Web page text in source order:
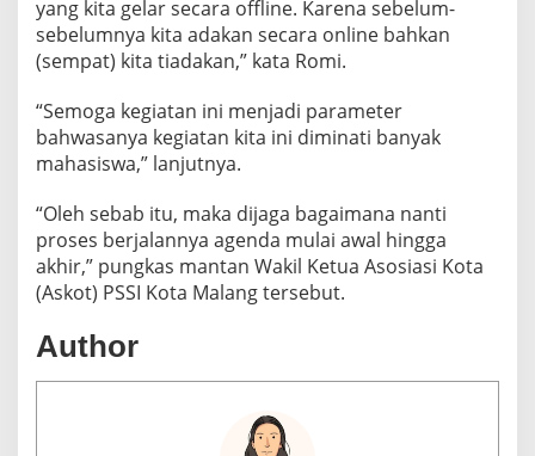
yang kita gelar secara offline. Karena sebelum-
sebelumnya kita adakan secara online bahkan
(sempat) kita tiadakan,” kata Romi.
“Semoga kegiatan ini menjadi parameter
bahwasanya kegiatan kita ini diminati banyak
mahasiswa,” lanjutnya.
“Oleh sebab itu, maka dijaga bagaimana nanti
proses berjalannya agenda mulai awal hingga
akhir,” pungkas mantan Wakil Ketua Asosiasi Kota
(Askot) PSSI Kota Malang tersebut.
Author